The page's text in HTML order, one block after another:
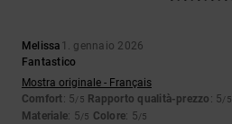
Melissa 1. gennaio 2026
Fantastico
Mostra originale - Français
Comfort: 5/5 Rapporto qualità-prezzo : 5/5
Materiale: 5/5 Colore: 5/5